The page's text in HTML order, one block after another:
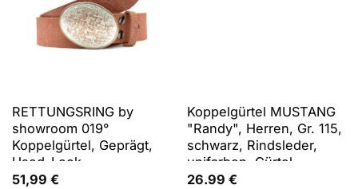
RETTUNGSRING by
showroom 019°
Koppelgürtel, Geprägt,
Used-Look
51,99 €
Koppelgürtel MUSTANG
"Randy", Herren, Gr. 115,
schwarz, Rindsleder,
unifarben, Gürtel
Koppelgürtel, mit
26.99 €